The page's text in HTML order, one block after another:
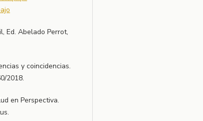
Ed. Abelado Perrot,
y coincidencias.
2018.
en Perspectiva.